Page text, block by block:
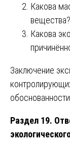
Какова
вещества?
Какова
Заключение
Раздел 19.